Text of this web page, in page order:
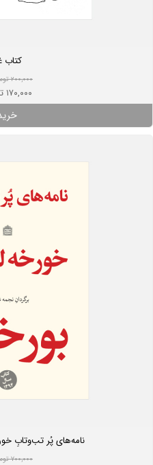
کتاب
۲۰۰,۰۰۰ تومان
۱۷۰,۰۰۰ تومان
نامه‌های پُر تب‌وتابِ
۷۰۰,۰۰۰ تومان